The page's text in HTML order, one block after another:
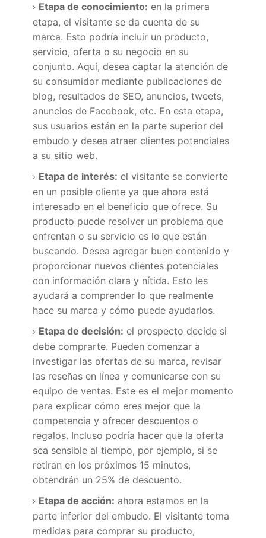
Etapa de conocimiento: en la primera
etapa, el visitante se da cuenta de su
marca. Esto podría incluir un producto,
servicio, oferta o su negocio en su
conjunto. Aquí, desea captar la atención de
su consumidor mediante publicaciones de
blog, resultados de SEO, anuncios, tweets,
anuncios de Facebook, etc. En esta etapa,
sus usuarios están en la parte superior del
embudo y desea atraer clientes potenciales
a su sitio web.
Etapa de interés: el visitante se convierte
en un posible cliente ya que ahora está
interesado en el beneficio que ofrece. Su
producto puede resolver un problema que
enfrentan o su servicio es lo que están
buscando. Desea agregar buen contenido y
proporcionar nuevos clientes potenciales
con información clara y nítida. Esto les
ayudará a comprender lo que realmente
hace su marca y cómo puede ayudarlos.
Etapa de decisión: el prospecto decide si
debe comprarte. Pueden comenzar a
investigar las ofertas de su marca, revisar
las reseñas en línea y comunicarse con su
equipo de ventas. Este es el mejor momento
para explicar cómo eres mejor que la
competencia y ofrecer descuentos o
regalos. Incluso podría hacer que la oferta
sea sensible al tiempo, por ejemplo, si se
retiran en los próximos 15 minutos,
obtendrán un 25% de descuento.
Etapa de acción: ahora estamos en la
parte inferior del embudo. El visitante toma
medidas para comprar su producto,